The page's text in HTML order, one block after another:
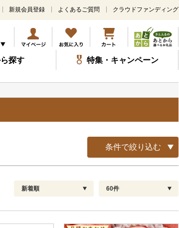
メ
ン
コ
ン
テ
ツ
ッ
新規会員登録 よくあるご質問 クラウドファンディング
探す 特集・キャンペーン
条件で絞り込む
解除 配送指定 解除
お届け日時指定可
お届け時間帯指定可
新着順
新着順
60件
60